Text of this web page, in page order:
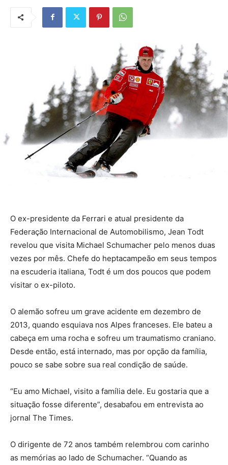
O ex-presidente da Ferrari e atual presidente da
Federação Internacional de Automobilismo, Jean Todt
revelou que visita Michael Schumacher pelo menos duas
vezes por mês. Chefe do heptacampeão em seus tempos
na escuderia italiana, Todt é um dos poucos que podem
visitar o ex-piloto.
O alemão sofreu um grave acidente em dezembro de
2013, quando esquiava nos Alpes franceses. Ele bateu a
cabeça em uma rocha e sofreu um traumatismo craniano.
Desde então, está internado, mas por opção da família,
pouco se sabe sobre sua real condição de saúde.
“Eu amo Michael, visito a família dele. Eu gostaria que a
situação fosse diferente”, desabafou em entrevista ao
jornal The Times.
O dirigente de 72 anos também relembrou com carinho
as memórias ao lado de Schumacher. “Quando as